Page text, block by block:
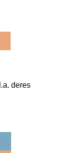
deres